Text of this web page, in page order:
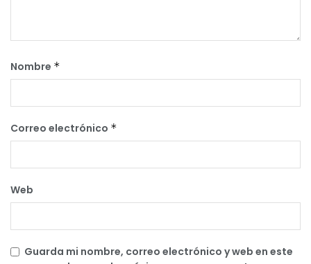
Nombre *
Correo electrónico *
Web
Guarda mi nombre, correo electrónico y web en este